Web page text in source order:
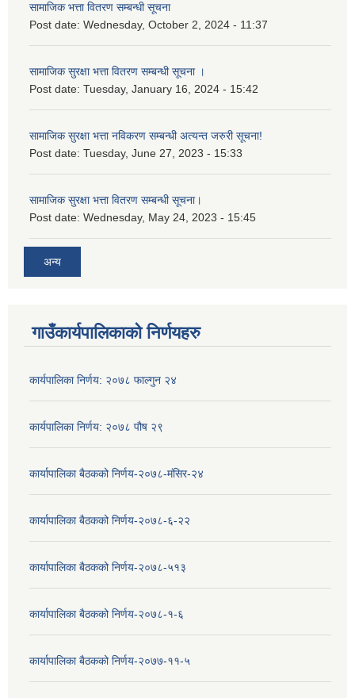
सामाजिक भत्ता वितरण सम्बन्धी सूचना
Post date: Wednesday, October 2, 2024 - 11:37
सामाजिक सुरक्षा भत्ता वितरण सम्बन्धी सूचना ।
Post date: Tuesday, January 16, 2024 - 15:42
सामाजिक सुरक्षा भत्ता नविकरण सम्बन्धी अत्यन्त जरुरी सूचना!
Post date: Tuesday, June 27, 2023 - 15:33
सामाजिक सुरक्षा भत्ता वितरण सम्बन्धी सूचना।
Post date: Wednesday, May 24, 2023 - 15:45
अन्य
गाउँकार्यपालिकाको निर्णयहरु
कार्यपालिका निर्णय: २०७८ फाल्गुन २४
कार्यपालिका निर्णय: २०७८ पौष २९
कार्यापालिका बैठकको निर्णय-२०७८-मंसिर-२४
कार्यापालिका बैठकको निर्णय-२०७८-६-२२
कार्यापालिका बैठकको निर्णय-२०७८-५१३
कार्यापालिका बैठकको निर्णय-२०७८-१-६
कार्यापालिका बैठकको निर्णय-२०७७-११-५